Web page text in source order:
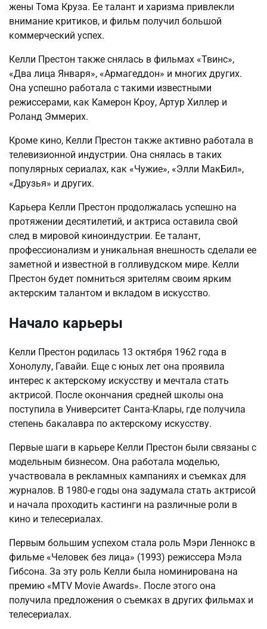
жены Тома Круза. Ее талант и харизма привлекли
внимание критиков, и фильм получил большой
коммерческий успех.
Келли Престон также снялась в фильмах «Твинс»,
«Два лица Января», «Армагеддон» и многих других.
Она успешно работала с такими известными
режиссерами, как Камерон Кроу, Артур Хиллер и
Роланд Эммерих.
Кроме кино, Келли Престон также активно работала в
телевизионной индустрии. Она снялась в таких
популярных сериалах, как «Чужие», «Элли МакБил»,
«Друзья» и других.
Карьера Келли Престон продолжалась успешно на
протяжении десятилетий, и актриса оставила свой
след в мировой киноиндустрии. Ее талант,
профессионализм и уникальная внешность сделали ее
заметной и известной в голливудском мире. Келли
Престон будет помниться зрителям своим ярким
актерским талантом и вкладом в искусство.
Начало карьеры
Келли Престон родилась 13 октября 1962 года в
Хонолулу, Гавайи. Еще с юных лет она проявила
интерес к актерскому искусству и мечтала стать
актрисой. После окончания средней школы она
поступила в Университет Санта-Клары, где получила
степень бакалавра по актерскому искусству.
Первые шаги в карьере Келли Престон были связаны с
модельным бизнесом. Она работала моделью,
участвовала в рекламных кампаниях и съемках для
журналов. В 1980-е годы она задумала стать актрисой
и начала проходить кастинги на различные роли в
кино и телесериалах.
Первым большим успехом стала роль Мэри Леннокс в
фильме «Человек без лица» (1993) режиссера Мэла
Гибсона. За эту роль Келли была номинирована на
премию «MTV Movie Awards». После этого она
получила предложения о съемках в других фильмах и
телесериалах.